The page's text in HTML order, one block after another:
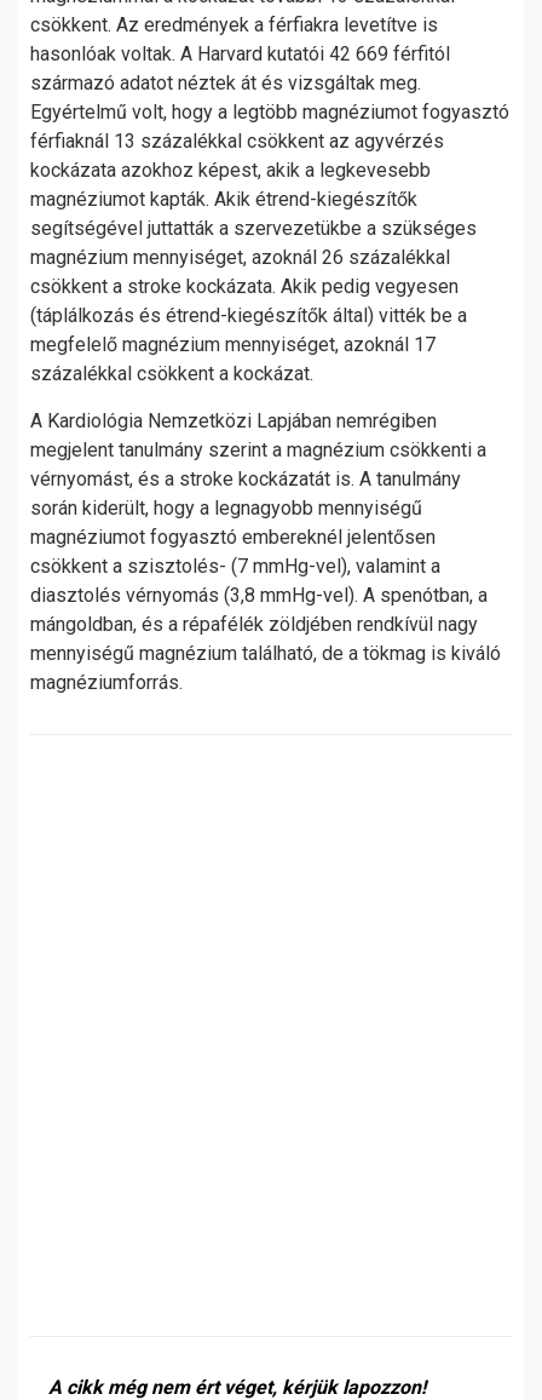
csökkent. Az eredmények a férfiakra levetítve is
hasonlóak voltak. A Harvard kutatói 42 669 férfitól
származó adatot néztek át és vizsgáltak meg.
Egyértelmű volt, hogy a legtöbb magnéziumot fogyasztó
férfiaknál 13 százalékkal csökkent az agyvérzés
kockázata azokhoz képest, akik a legkevesebb
magnéziumot kapták. Akik étrend-kiegészítők
segítségével juttatták a szervezetükbe a szükséges
magnézium mennyiséget, azoknál 26 százalékkal
csökkent a stroke kockázata. Akik pedig vegyesen
(táplálkozás és étrend-kiegészítők által) vitték be a
megfelelő magnézium mennyiséget, azoknál 17
százalékkal csökkent a kockázat.
A Kardiológia Nemzetközi Lapjában nemrégiben
megjelent tanulmány szerint a magnézium csökkenti a
vérnyomást, és a stroke kockázatát is. A tanulmány
során kiderült, hogy a legnagyobb mennyiségű
magnéziumot fogyasztó embereknél jelentősen
csökkent a szisztolés- (7 mmHg-vel), valamint a
diasztolés vérnyomás (3,8 mmHg-vel). A spenótban, a
mángoldban, és a répafélék zöldjében rendkívül nagy
mennyiségű magnézium található, de a tökmag is kiváló
magnéziumforrás.
A cikk még nem ért véget, kérjük lapozzon!